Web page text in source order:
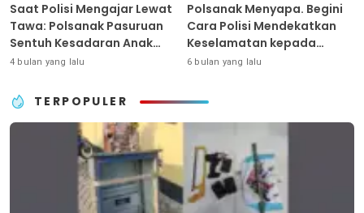
Saat Polisi Mengajar Lewat
Tawa: Polsanak Pasuruan
Sentuh Kesadaran Anak
Sejak Dini
4 bulan yang lalu
Polsanak Menyapa. Begini
Cara Polisi Mendekatkan
Keselamatan kepada
Generasi Sejak Usia Dini
6 bulan yang lalu
TERPOPULER